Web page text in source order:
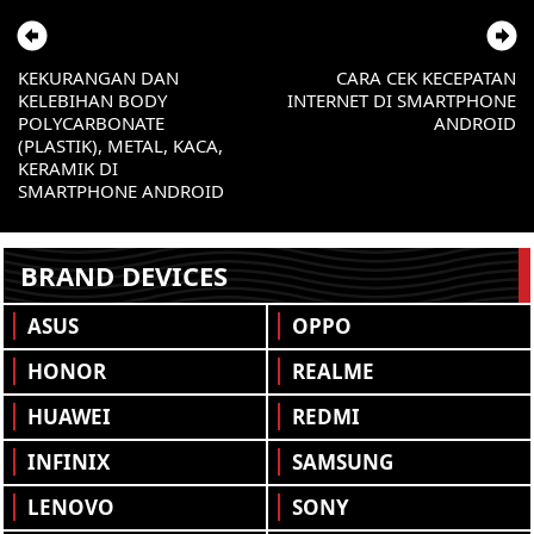
CARA CEK KECEPATAN
INTERNET DI SMARTPHONE
ANDROID
KEKURANGAN DAN
KELEBIHAN BODY
POLYCARBONATE
(PLASTIK), METAL, KACA,
KERAMIK DI
SMARTPHONE ANDROID
BRAND DEVICES
ASUS
HONOR
HUAWEI
INFINIX
LENOVO
OPPO
REALME
REDMI
SAMSUNG
SONY